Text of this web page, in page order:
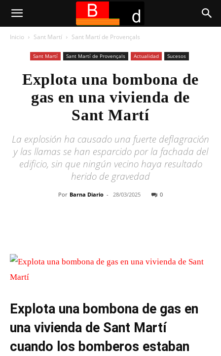
Inicio Sant Martí Sant Martí de Provençals
Sant Martí Sant Martí de Provençals Actualidad Sucesos
Explota una bombona de
gas en una vivienda de
Sant Martí
La explosión ha causado una fuerte deflagración
y las llamas se han esparcido por la fachada del
edificio, sin que ningún vecino haya resultado
herido de gravedad
Por Barna Diario - 28/03/2025 0
Explota una bombona de gas en
una vivienda de Sant Martí
cuando los bomberos estaban